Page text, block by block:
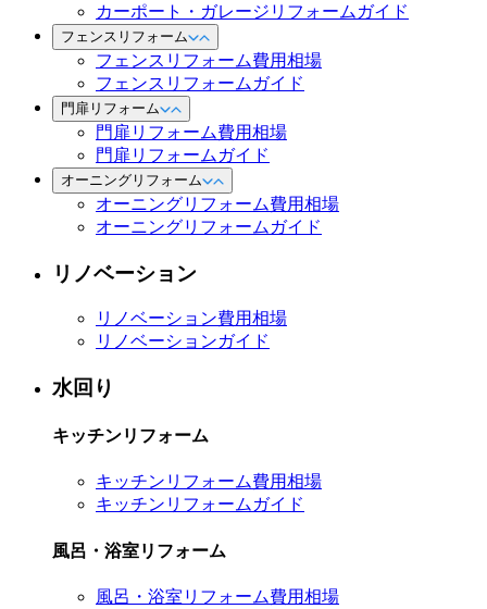
カーポート・ガレージリフォームガイド
フェンスリフォーム
フェンスリフォーム費用相場
フェンスリフォームガイド
門扉リフォーム
門扉リフォーム費用相場
門扉リフォームガイド
オーニングリフォーム
オーニングリフォーム費用相場
オーニングリフォームガイド
リノベーション
リノベーション費用相場
リノベーションガイド
水回り
キッチンリフォーム
キッチンリフォーム費用相場
キッチンリフォームガイド
風呂・浴室リフォーム
風呂・浴室リフォーム費用相場